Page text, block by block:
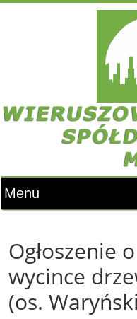
Ogłoszenie
wycince
(os.